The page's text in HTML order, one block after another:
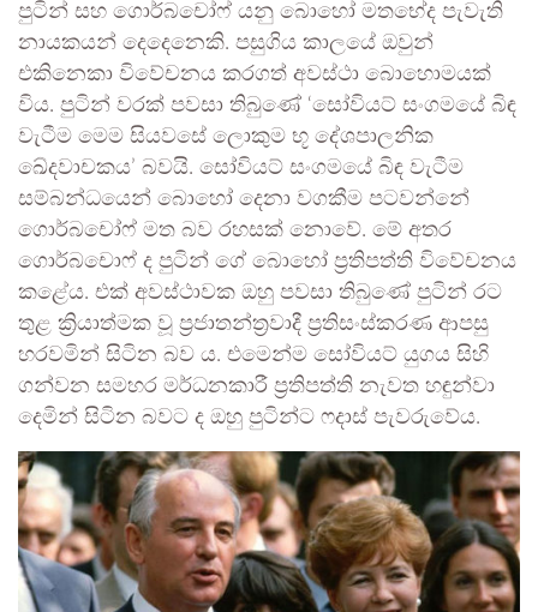
පුටින් සහ ගොර්බචෝෆ් යනු බොහෝ මතභේද පැවැති
නායකයන් දෙදෙනෙකි. පසුගිය කාලයේ ඔවුන්
එකිනෙකා විවේචනය කරගත් අවස්ථා බොහොමයක්
විය. පුටින් වරක් පවසා තිබුණේ ‘සෝවියට් සංගමයේ බිඳ
වැටීම මෙම සියවසේ ලොකුම භූ දේශපාලනික
ඛේදවාචකය’ බවයි. සෝවියට් සංගමයේ බිඳ වැටීම
සම්බන්ධයෙන් බොහෝ දෙනා වගකීම පටවන්නේ
ගොර්බචෝෆ් මත බව රහසක් නොවේ. මේ අතර
ගොර්බචොෆ් ද පුටින් ගේ බොහෝ ප්‍රතිපත්ති විවේචනය
කළේය. එක් අවස්ථාවක ඔහු පවසා තිබුණේ පුටින් රට
තුළ ක්‍රියාත්මක වූ ප්‍රජාතන්ත්‍රවාදී ප්‍රතිසංස්කරණ ආපසු
හරවමින් සිටින බව ය. එමෙන්ම සෝවියට් යුගය සිහි
ගන්වන සමහර මර්ධනකාරී ප්‍රතිපත්ති නැවත හඳුන්වා
දෙමින් සිටින බවට ද ඔහු පුටින්ට ෆදාස් පැවරුවේය.